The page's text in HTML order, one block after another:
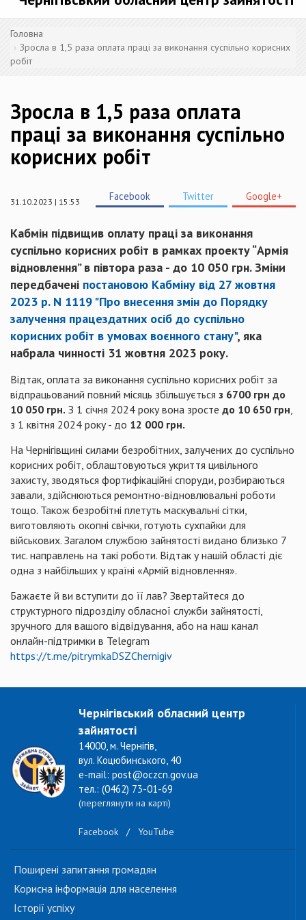
Головна
Зросла в 1,5 раза оплата праці за виконання суспільно корисних
робіт
Зросла в 1,5 раза оплата
праці за виконання суспільно
корисних робіт
31.10.2023 | 15:53 Facebook Twitter Google+
Кабмін підвищив оплату праці за виконання
суспільно корисних робіт в рамках проекту “Армія
відновлення” в півтора раза - до 10 050 грн. Зміни
передбачені постановою Кабміну від 27 жовтня
2023 р. N 1119 "Про внесення змін до Порядку
залучення працездатних осіб до суспільно
корисних робіт в умовах воєнного стану", яка
набрала чинності 31 жовтня 2023 року.
Відтак, оплата за виконання суспільно корисних робіт за
відпрацьований повний місяць збільшується з 6700 грн до
10 050 грн. З 1 січня 2024 року вона зросте до 10 650 грн,
з 1 квітня 2024 року - до 12 000 грн.
На Чернігівщині силами безробітних, залучених до суспільно
корисних робіт, облаштовуються укриття цивільного
захисту, зводяться фортифікаційні споруди, розбираються
завали, здійснюються ремонтно-відновлювальні роботи
тощо. Також безробітні плетуть маскувальні сітки,
виготовляють окопні свічки, готують сухпайки для
військових. Загалом службою зайнятості видано близько 7
тис. направлень на такі роботи. Відтак у нашій області діє
одна з найбільших у країні «Армій відновлення».
Бажаєте й ви вступити до її лав? Звертайтеся до
структурного підрозділу обласної служби зайнятості,
зручного для вашого відвідування, або на наш канал
онлайн-підтримки в Telegram
https://t.me/pitrymkaDSZChernigiv
Чернігівський обласний центр
зайнятості
14000, м. Чернігів,
вул. Коцюбинського, 40
e-mail: post@oczcn.gov.ua
тел.: (0462) 73-01-69
(переглянути на карті)
Facebook / YouTube
Поширені запитання громадян
Корисна інформація для населення
Історії успіху